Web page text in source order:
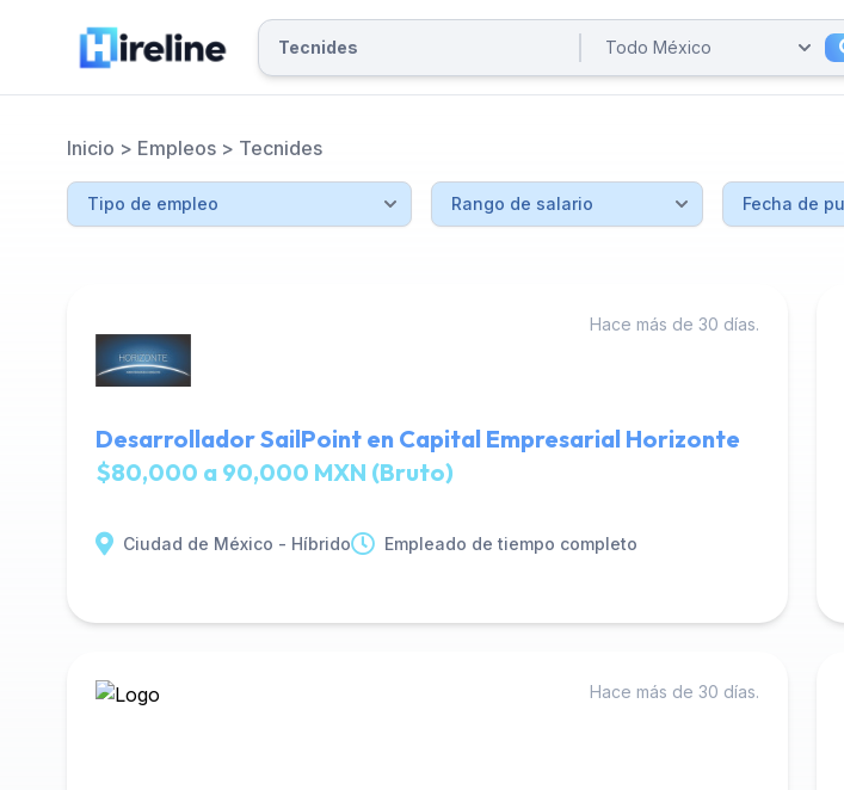
Inicio > Empleos > Tecnides
Hace más de 30 días.
Desarrollador SailPoint en Capital Empresarial Horizonte
$80,000 a 90,000 MXN (Bruto)
Ciudad de México - Híbrido Empleado de tiempo completo
Hace más de 30 días.